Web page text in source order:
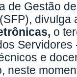
de Gestão
o
e
neste